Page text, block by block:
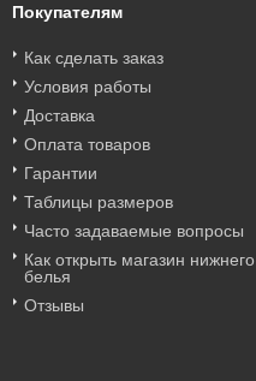
Покупателям
Как сделать заказ
Условия работы
Доставка
Оплата товаров
Гарантии
Таблицы размеров
Часто задаваемые вопросы
Как открыть магазин нижнего
белья
Отзывы